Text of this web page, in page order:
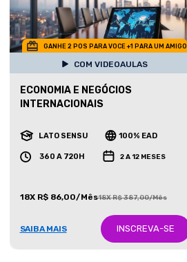
GANHE 2 POS PARA VOCE +1 PARA UM AMIGO
COM VIDEOAULAS
ECONOMIA E NEGÓCIOS
INTERNACIONAIS
LATO SENSU 100% EAD
360 A 720H 2 A 12 MESES
18X R$ 86,00/Mês18X R$ 387,00/Mês
SAIBA MAIS INSCREVA-SE